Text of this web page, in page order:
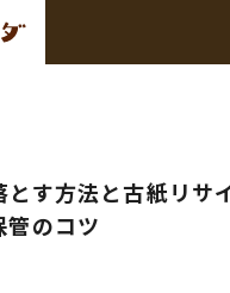
す方法と古紙リサ
管のコツ